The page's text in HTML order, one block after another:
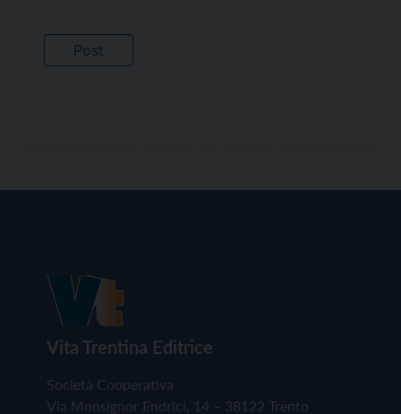
Vita Trentina Editrice
Società Cooperativa
Via Monsignor Endrici, 14 – 38122 Trento